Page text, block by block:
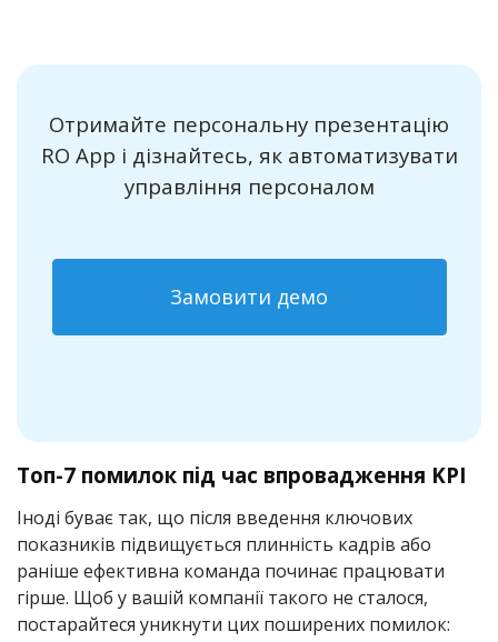
Отримайте персональну презентацію
RO App і дізнайтесь, як автоматизувати
управління персоналом
Замовити демо
Топ-7 помилок під час впровадження KPI
Іноді буває так, що після введення ключових
показників підвищується плинність кадрів або
раніше ефективна команда починає працювати
гірше. Щоб у вашій компанії такого не сталося,
постарайтеся уникнути цих поширених помилок: